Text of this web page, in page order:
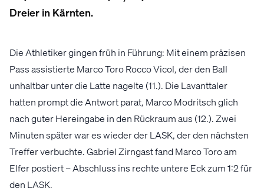
Dreier in Kärnten.
Die Athletiker gingen früh in Führung: Mit einem präzisen
Pass assistierte Marco Toro Rocco Vicol, der den Ball
unhaltbar unter die Latte nagelte (11.). Die Lavanttaler
hatten prompt die Antwort parat, Marco Modritsch glich
nach guter Hereingabe in den Rückraum aus (12.). Zwei
Minuten später war es wieder der LASK, der den nächsten
Treffer verbuchte. Gabriel Zirngast fand Marco Toro am
Elfer postiert – Abschluss ins rechte untere Eck zum 1:2 für
den LASK.